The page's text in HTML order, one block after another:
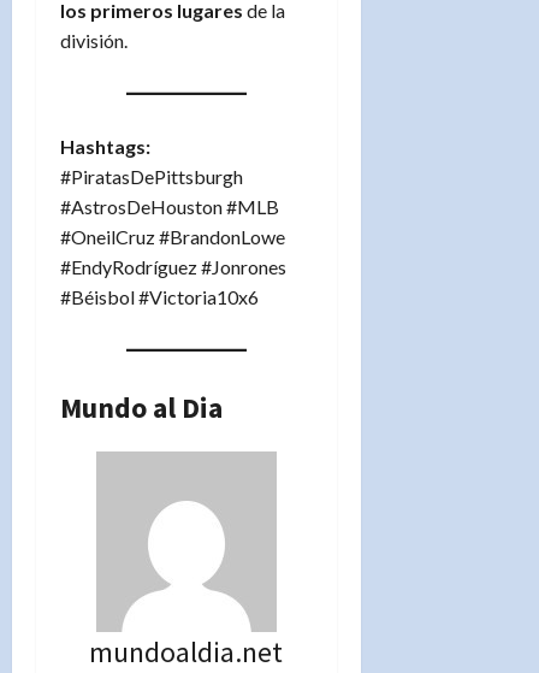
los primeros lugares de la
división.
Hashtags:
#PiratasDePittsburgh
#AstrosDeHouston #MLB
#OneilCruz #BrandonLowe
#EndyRodríguez #Jonrones
#Béisbol #Victoria10x6
Mundo al Dia
mundoaldia.net